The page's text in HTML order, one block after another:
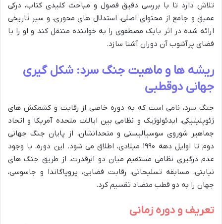
تلاش دارد تا با بررسی دقیق فصول و مباحث کلیدی کتاب، درکی
عمیق و جامع از محتوای اصلی، استدلال های محوری، و سیر تاریخی
ارائه شده در اثر بابک مصطفوی را به خواننده منتقل کند و او را با
فضای پرآشوب آن دوران آشنا سازد.
ریشه ها و ماهیت جنگ سرد: شکل گیری
جهانی دوقطبی
جنگ سرد، نامی است که به دوره خاصی از رقابت و کشمکش های
ژئوپلیتیکی، ایدئولوژیک و نظامی بین ایالات متحده آمریکا و اتحاد
جماهیر شوروی سوسیالیستی و متحدانشان، از پایان جنگ جهانی
دوم تا اوایل دهه ۱۹۹۰ میلادی، اطلاق می شود. این دوره، با وجود
عدم درگیری نظامی مستقیم میان دو ابرقدرت، از طریق جنگ های
نیابتی، مسابقه تسلیحاتی، رقابت فضایی، پروپاگاندا و جاسوسی،
جهان را به دو قطب متضاد تقسیم کرد.
تعریف و دوره زمانی